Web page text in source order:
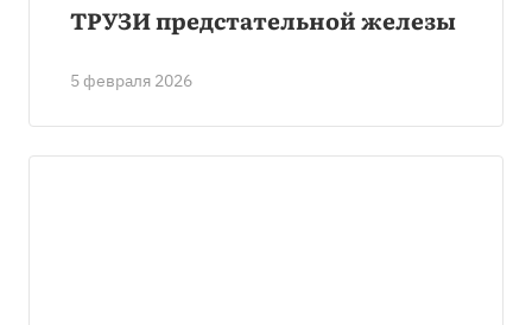
5 февраля 2026
ТРУЗИ предстательной железы